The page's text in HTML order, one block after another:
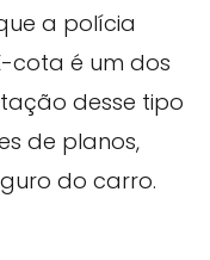
a polícia
cota é um dos
desse tipo
de planos,
do carro.